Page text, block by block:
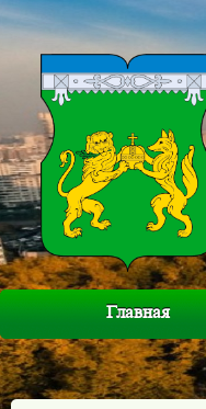
Главная